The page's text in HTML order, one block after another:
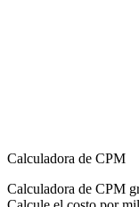
Calculadora de CPM
Calculadora de CPM